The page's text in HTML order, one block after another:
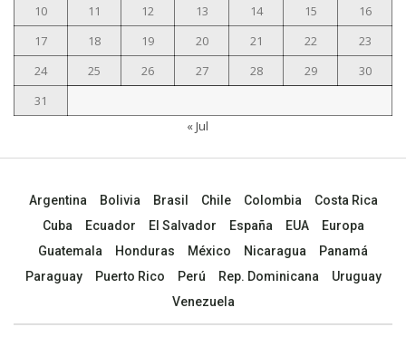
10
11 12 13 14 15
16
17
18 19 20 21 22
23
24
25 26 27 28 29
30
31
« Jul
Argentina Bolivia Brasil Chile Colombia
Costa Rica
Cuba
Ecuador El Salvador España EUA
Europa
Guatemala
Honduras México Nicaragua
Panamá
Paraguay
Puerto Rico Perú Rep. Dominicana
Uruguay
Venezuela